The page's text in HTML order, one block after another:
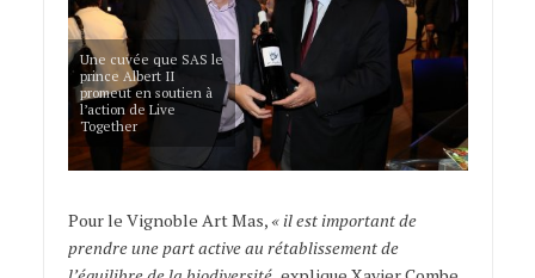
Une cuvée que SAS le
prince Albert II
promeut en soutien à
l’action de Live
Together
Pour le Vignoble Art Mas, « il est important de
prendre une part active au rétablissement de